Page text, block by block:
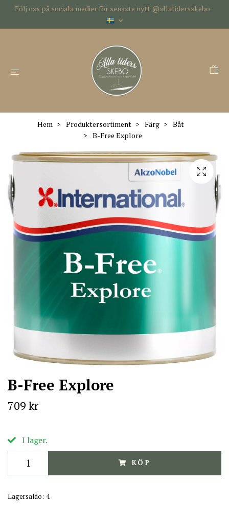
Följ oss på sociala medier för senaste nytt @allatidersskebo
Hem Produktersortiment Färg
Båt
B-Free Explore
B-Free Explore
709 kr
I lager.
KÖP
Lagersaldo: 4